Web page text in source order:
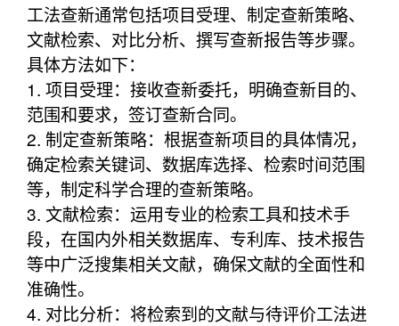
工法查新通常包括项目受理、制定查新策略、
文献检索、对比分析、撰写查新报告等步骤。
具体方法如下：
1. 项目受理：接收查新委托，明确查新目的、
范围和要求，签订查新合同。
2. 制定查新策略：根据查新项目的具体情况，
确定检索关键词、数据库选择、检索时间范围
等，制定科学合理的查新策略。
3. 文献检索：运用专业的检索工具和技术手
段，在国内外相关数据库、专利库、技术报告
等中广泛搜集相关文献，确保文献的全面性和
准确性。
4. 对比分析：将检索到的文献与待评价工法进